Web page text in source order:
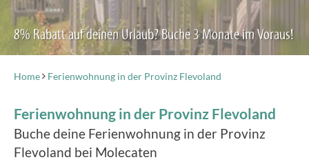
8% Rabatt auf deinen Urlaub? Buche 3 Monate im Voraus!
Home Ferienwohnung in der Provinz Flevoland
Ferienwohnung in der Provinz Flevoland
Buche deine Ferienwohnung in der Provinz
Flevoland bei Molecaten